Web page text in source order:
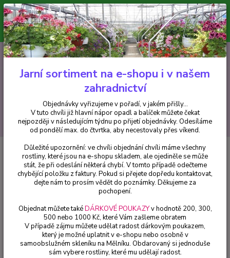
Minimální hodnota pro odeslání z e-shopu je 300 Kč.
V tuto chvíli již hlavní nápor objednávek opadl a balíček můžete čekat
nejpozději v následujícím týdnu po přijetí objednávky. Objednávky
vyřizujeme v pořadí, v jakém přišly...
CZK
Hledat
+420 602 223 614 0ks
za0 Kč
Helleborusy - čemeřice Čemeřice (Helleborus Niger Christmas Co)
Čemeřice (Helleborus Niger
Christmas Co)
Jarní sortiment na e-shopu i v našem
zahradnictví
Objednávky vyřizujeme v pořadí, v jakém přišly...
V tuto chvíli již hlavní nápor opadl a balíček můžete čekat
nejpozději v následujícím týdnu po přijetí objednávky. Odesíláme
od pondělí max. do čtvrtka, aby necestovaly přes víkend.
Důležité upozornění: ve chvíli objednání chvíli máme všechny
rostliny, které jsou na e-shopu skladem, ale ojediněle se může
stát, že při odeslání některá chybí. V tomto případě odečteme
chybějící položku z faktury. Pokud si přejete dopředu kontaktovat,
dejte nám to prosím vědět do poznámky. Děkujeme za
pochopení.
Objednat můžete takéDÁRKOVÉ POUKAZYv hodnotě 200, 300,
500 nebo 1000 Kč, které Vám zašleme obratem
V případě zájmu můžete udělat radost dárkovým poukazem,
který je možné uplatnit v e-shopu nebo osobně v
samoobslužném skleníku na Mělníku. Obdarovaný si jednoduše
sám vybere rostliny, které mu udělají radost.